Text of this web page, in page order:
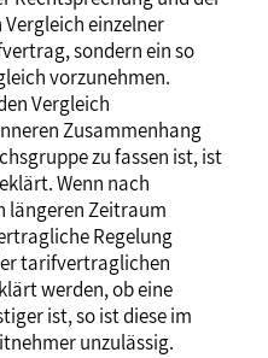
einzelner
sondern ein so
vorzunehmen.
Vergleich
Zusammenhang
zu fassen ist, ist
Wenn nach
längeren Zeitraum
Regelung
tarifvertraglichen
werden, ob eine
ist, so ist diese im
unzulässig.